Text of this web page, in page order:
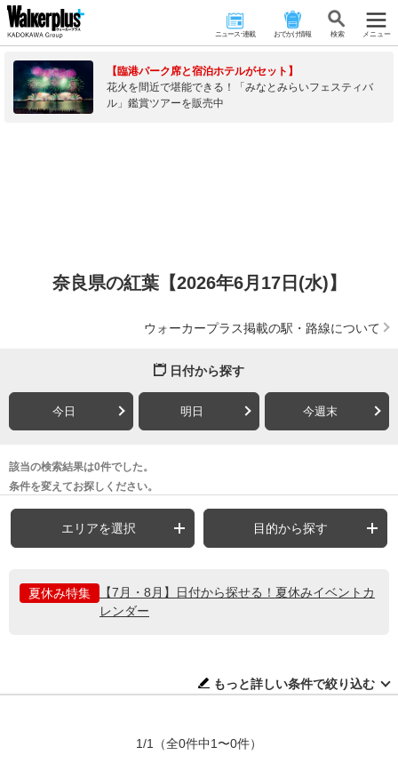
ニュース･連載 おでかけ情報 検 索 メニュー
【臨港パーク席と宿泊ホテルがセット】
花火を間近で堪能できる！「みなとみらいフェスティバ
ル」鑑賞ツアーを販売中
奈良県の紅葉【2026年6月17日(水)】
ウォーカープラス掲載の駅・路線について
日付から探す
今日 明日 今週末
該当の検索結果は0件でした。
条件を変えてお探しください。
エリアを選択 目的から探す
夏休み特集
【7月・8月】日付から探せる！夏休みイベントカ
レンダー
もっと詳しい条件で絞り込む
1/1 （全0件中1〜0件）